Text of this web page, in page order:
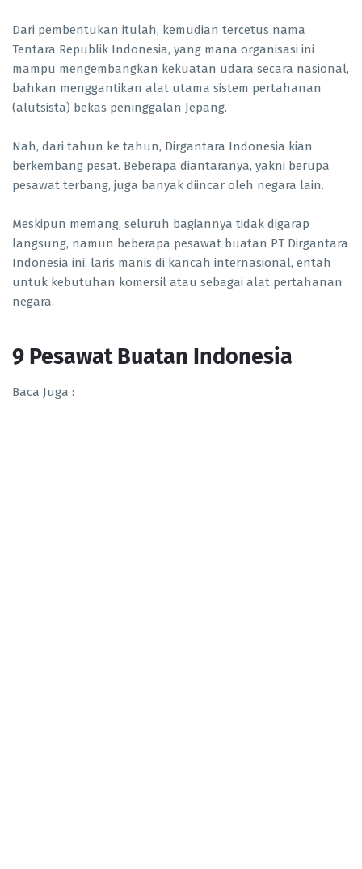
Dari pembentukan itulah, kemudian tercetus nama
Tentara Republik Indonesia, yang mana organisasi ini
mampu mengembangkan kekuatan udara secara nasional,
bahkan menggantikan alat utama sistem pertahanan
(alutsista) bekas peninggalan Jepang.
Nah, dari tahun ke tahun, Dirgantara Indonesia kian
berkembang pesat. Beberapa diantaranya, yakni berupa
pesawat terbang, juga banyak diincar oleh negara lain.
Meskipun memang, seluruh bagiannya tidak digarap
langsung, namun beberapa pesawat buatan PT Dirgantara
Indonesia ini, laris manis di kancah internasional, entah
untuk kebutuhan komersil atau sebagai alat pertahanan
negara.
9 Pesawat Buatan Indonesia
Baca Juga :